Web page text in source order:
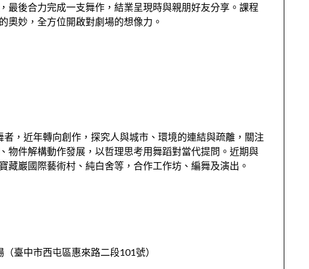
最後合力完成一支舞作，結業呈現時與親朋好友分享。課程
奧妙，全方位開啟對劇場的想像力。
，近年轉向創作，探究人與城市、環境的連結與疏離，關注
物件解構動作發展，以哲理思考用舞蹈對當代提問。近期與
藏巖國際藝術村、純白舍等，合作工作坊、編舞及演出。
臺中市西屯區惠來路二段101號）